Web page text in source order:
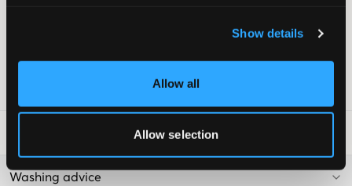
Show details
Allow all
Allow selection
Supplier color/color code: MUDDY WATERS
Washing advice